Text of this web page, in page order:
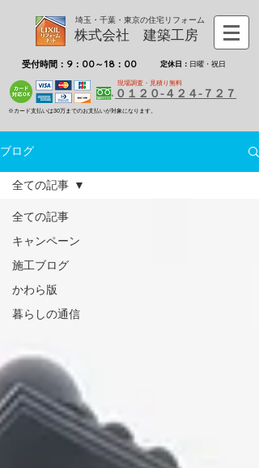
埼玉・千葉・東京の住宅リフォーム
株式会社 建築工房
受付時間：9：00～18：00 定休日： 日曜・祝日
現場調査・見積り無料
０１２０-４２４-７２７
※カード支払いは30万までのお支払いが対象になります。
ブログ
全ての記事
キャンペーン
施工ブログ
かわら版
暮らしの通信
全ての記事